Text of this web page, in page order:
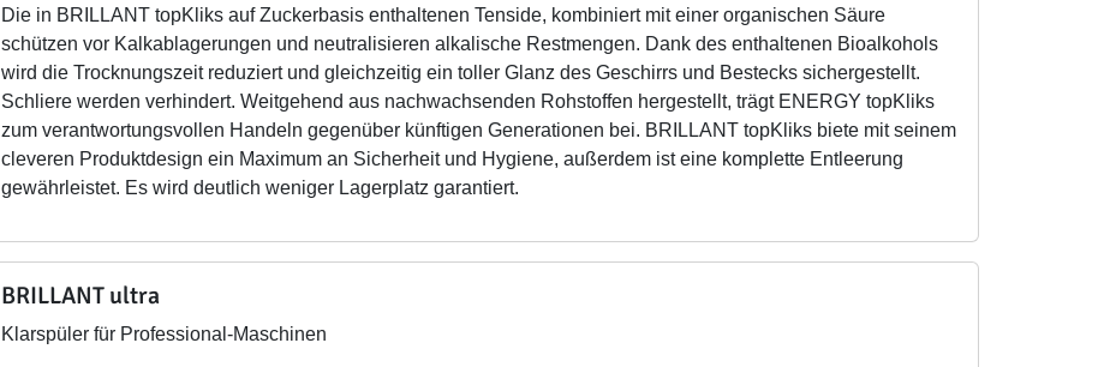
Die in BRILLANT topKliks auf Zuckerbasis enthaltenen Tenside, kombiniert mit einer organischen Säure
schützen vor Kalkablagerungen und neutralisieren alkalische Restmengen. Dank des enthaltenen Bioalkohols
wird die Trocknungszeit reduziert und gleichzeitig ein toller Glanz des Geschirrs und Bestecks sichergestellt.
Schliere werden verhindert. Weitgehend aus nachwachsenden Rohstoffen hergestellt, trägt ENERGY topKliks
zum verantwortungsvollen Handeln gegenüber künftigen Generationen bei. BRILLANT topKliks biete mit seinem
cleveren Produktdesign ein Maximum an Sicherheit und Hygiene, außerdem ist eine komplette Entleerung
gewährleistet. Es wird deutlich weniger Lagerplatz garantiert.
BRILLANT ultra
Klarspüler für Professional-Maschinen